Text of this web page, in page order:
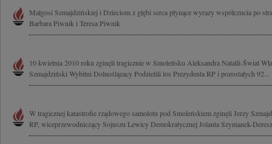
Małgosi Szmajdzińskiej i Dzieciom z głębi serca płynące wyrazy współczucia po
Barbara Piwnik i Teresa Piwnik
10 kwietnia 2010 roku zginęli tragicznie w Smoleńsku Aleksandra Natalli-Świat
Szmajdziński Wybitni Dolnoślązacy Podzielili los Prezydenta RP i pozostałych 92...
W tragicznej katastrofie rządowego samolotu pod Smoleńskiem zginęli Jerzy
RP, wiceprzewodniczący Sojuszu Lewicy Demokratycznej Jolanta Szymanek-